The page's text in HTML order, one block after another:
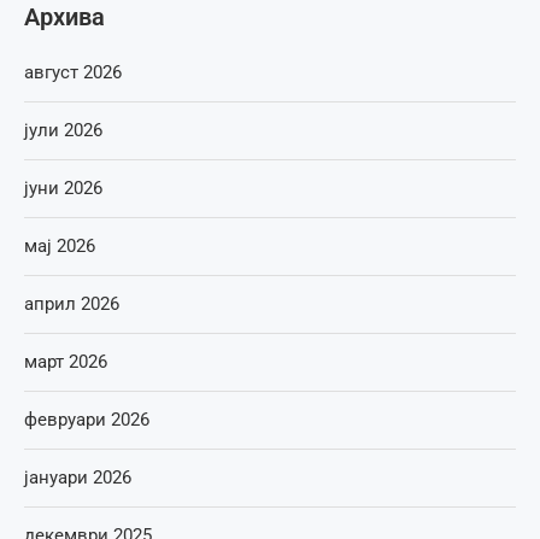
Архива
август 2026
јули 2026
јуни 2026
мај 2026
април 2026
март 2026
февруари 2026
јануари 2026